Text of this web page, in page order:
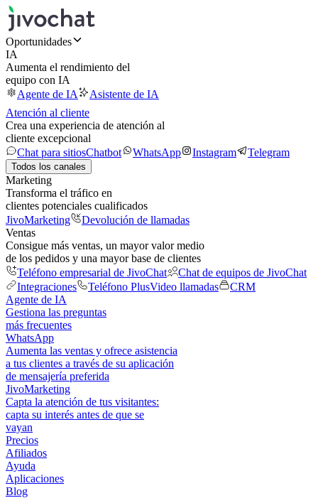
Oportunidades
IA
Aumenta el rendimiento del
equipo con IA
Agente de IA
Asistente de IA
Atención al cliente
Crea una experiencia de atención al
cliente excepcional
Chat para sitiosChatbot WhatsApp Instagram Telegram
Todos los canales
Marketing
Transforma el tráfico en
clientes potenciales cualificados
JivoMarketing
Devolución de llamadas
Ventas
Consigue más ventas, un mayor valor medio
de los pedidos y una mayor base de clientes
Teléfono empresarial de JivoChat
Chat de equipos de JivoChat
Integraciones
Teléfono PlusVideo llamadas
CRM
Agente de IA
Gestiona las preguntas
más frecuentes
WhatsApp
Aumenta las ventas y ofrece asistencia
a tus clientes a través de su aplicación
de mensajería preferida
JivoMarketing
Capta la atención de tus visitantes:
capta su interés antes de que se
vayan
Precios
Afiliados
Ayuda
Aplicaciones
Blog